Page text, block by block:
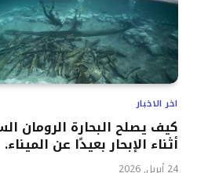
اخر الاخبار
كيف يصلح البحارة الرومان
أثناء الإبحار بعيدًا عن الميناء.
24 أبريل, 2026